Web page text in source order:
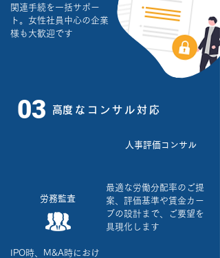
関連手続を一括サポー
ト。女性社員中心の企業
様も大歓迎です
03 ​高度なコンサル対応
​人事評価コンサル
労務監査
最適な労働分配率のご提
案、評価基準や賃金カー
ブの設計まで、ご要望を
具現化します
IPO時、M&A時におけ